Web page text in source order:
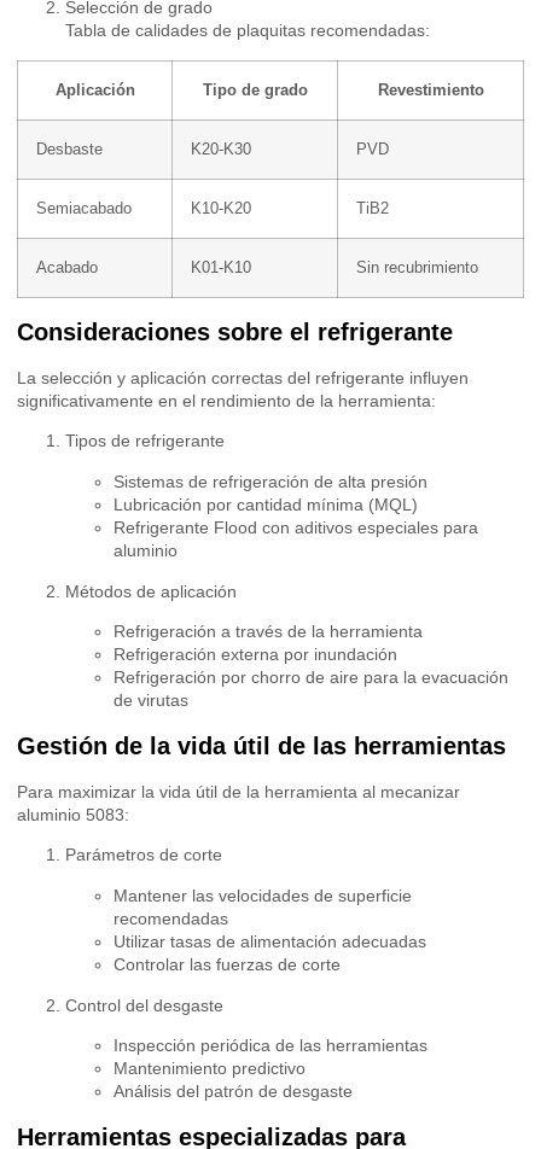
Selección de grado
Tabla de calidades de plaquitas recomendadas:
Aplicación Tipo de grado Revestimiento
Desbaste K20-K30 PVD
Semiacabado K10-K20 TiB2
Acabado K01-K10 Sin recubrimiento
Consideraciones sobre el refrigerante
La selección y aplicación correctas del refrigerante influyen
significativamente en el rendimiento de la herramienta:
Tipos de refrigerante
Sistemas de refrigeración de alta presión
Lubricación por cantidad mínima (MQL)
Refrigerante Flood con aditivos especiales para
aluminio
Métodos de aplicación
Refrigeración a través de la herramienta
Refrigeración externa por inundación
Refrigeración por chorro de aire para la evacuación
de virutas
Gestión de la vida útil de las herramientas
Para maximizar la vida útil de la herramienta al mecanizar
aluminio 5083:
Parámetros de corte
Mantener las velocidades de superficie
recomendadas
Utilizar tasas de alimentación adecuadas
Controlar las fuerzas de corte
Control del desgaste
Inspección periódica de las herramientas
Mantenimiento predictivo
Análisis del patrón de desgaste
Herramientas especializadas para